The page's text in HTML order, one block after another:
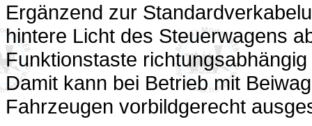
Ergänzend zur
hintere Licht des Steuerwagens
Funktionstaste
Damit kann bei Betrieb mit
Fahrzeugen vorbildgerecht